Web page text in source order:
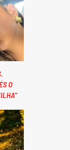
O